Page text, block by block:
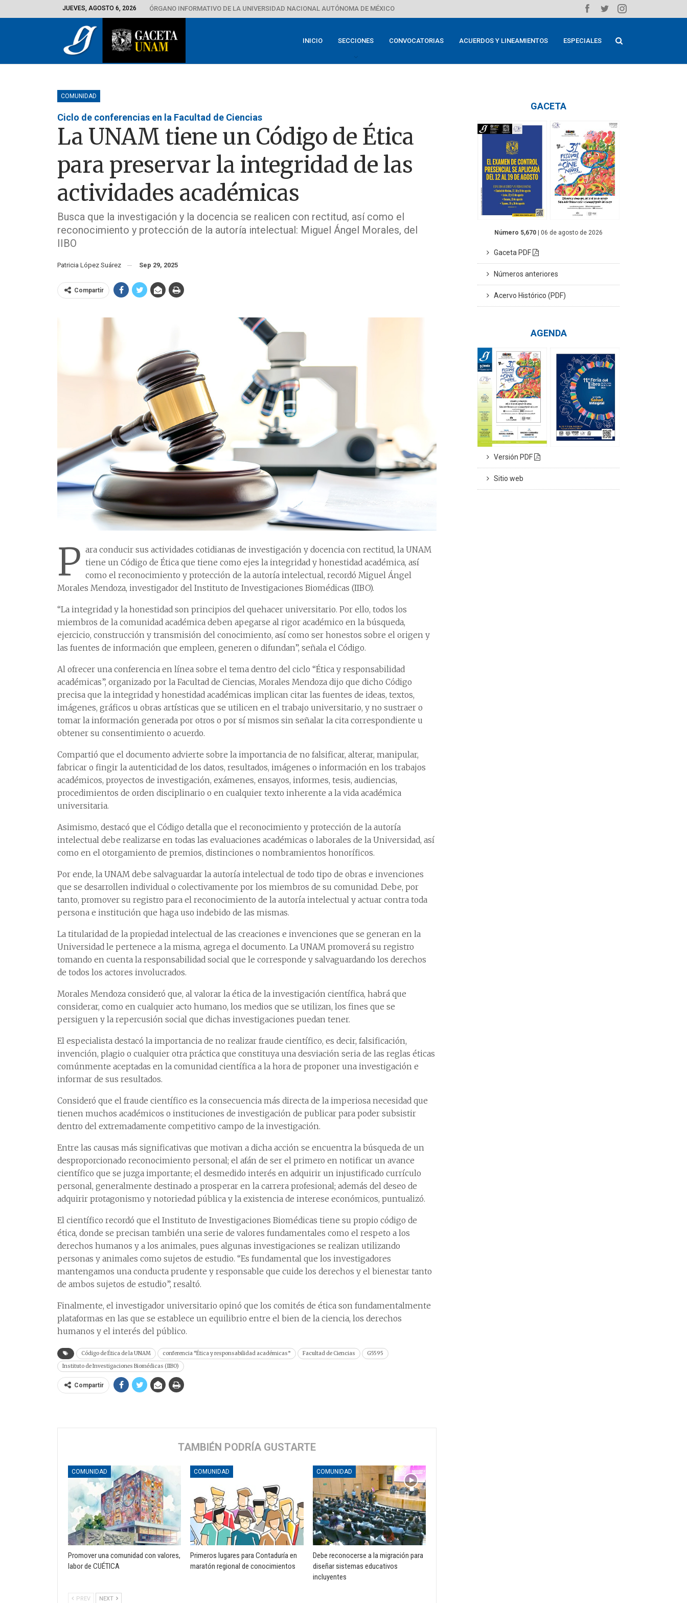
JUEVES, AGOSTO 6, 2026 ÓRGANO INFORMATIVO DE LA UNIVERSIDAD NACIONAL AUTÓNOMA DE MÉXICO
INICIO SECCIONES CONVOCATORIAS ACUERDOS Y LINEAMIENTOS ESPECIALES
COMUNIDAD
Ciclo de conferencias en la Facultad de Ciencias
La UNAM tiene un Código de Ética
para preservar la integridad de las
actividades académicas
Busca que la investigación y la docencia se realicen con rectitud, así como el
reconocimiento y protección de la autoría intelectual: Miguel Ángel Morales, del
IIBO
Patricia López Suárez Sep 29, 2025
Compartir
P ara conducir sus actividades cotidianas de investigación y docencia con rectitud, la UNAM
tiene un Código de Ética que tiene como ejes la integridad y honestidad académica, así
como el reconocimiento y protección de la autoría intelectual, recordó Miguel Ángel
Morales Mendoza, investigador del Instituto de Investigaciones Biomédicas (IIBO).
“La integridad y la honestidad son principios del quehacer universitario. Por ello, todos los
miembros de la comunidad académica deben apegarse al rigor académico en la búsqueda,
ejercicio, construcción y transmisión del conocimiento, así como ser honestos sobre el origen y
las fuentes de información que empleen, generen o difundan”, señala el Código.
Al ofrecer una conferencia en línea sobre el tema dentro del ciclo “Ética y responsabilidad
académicas”, organizado por la Facultad de Ciencias, Morales Mendoza dijo que dicho Código
precisa que la integridad y honestidad académicas implican citar las fuentes de ideas, textos,
imágenes, gráficos u obras artísticas que se utilicen en el trabajo universitario, y no sustraer o
tomar la información generada por otros o por sí mismos sin señalar la cita correspondiente u
obtener su consentimiento o acuerdo.
Compartió que el documento advierte sobre la importancia de no falsificar, alterar, manipular,
fabricar o fingir la autenticidad de los datos, resultados, imágenes o información en los trabajos
académicos, proyectos de investigación, exámenes, ensayos, informes, tesis, audiencias,
procedimientos de orden disciplinario o en cualquier texto inherente a la vida académica
universitaria.
Asimismo, destacó que el Código detalla que el reconocimiento y protección de la autoría
intelectual debe realizarse en todas las evaluaciones académicas o laborales de la Universidad, así
como en el otorgamiento de premios, distinciones o nombramientos honoríficos.
Por ende, la UNAM debe salvaguardar la autoría intelectual de todo tipo de obras e invenciones
que se desarrollen individual o colectivamente por los miembros de su comunidad. Debe, por
tanto, promover su registro para el reconocimiento de la autoría intelectual y actuar contra toda
persona e institución que haga uso indebido de las mismas.
La titularidad de la propiedad intelectual de las creaciones e invenciones que se generan en la
Universidad le pertenece a la misma, agrega el documento. La UNAM promoverá su registro
tomando en cuenta la responsabilidad social que le corresponde y salvaguardando los derechos
de todos los actores involucrados.
Morales Mendoza consideró que, al valorar la ética de la investigación científica, habrá que
considerar, como en cualquier acto humano, los medios que se utilizan, los fines que se
persiguen y la repercusión social que dichas investigaciones puedan tener.
El especialista destacó la importancia de no realizar fraude científico, es decir, falsificación,
invención, plagio o cualquier otra práctica que constituya una desviación seria de las reglas éticas
comúnmente aceptadas en la comunidad científica a la hora de proponer una investigación e
informar de sus resultados.
Consideró que el fraude científico es la consecuencia más directa de la imperiosa necesidad que
tienen muchos académicos o instituciones de investigación de publicar para poder subsistir
dentro del extremadamente competitivo campo de la investigación.
Entre las causas más significativas que motivan a dicha acción se encuentra la búsqueda de un
desproporcionado reconocimiento personal; el afán de ser el primero en notificar un avance
científico que se juzga importante; el desmedido interés en adquirir un injustificado currículo
personal, generalmente destinado a prosperar en la carrera profesional; además del deseo de
adquirir protagonismo y notoriedad pública y la existencia de interese económicos, puntualizó.
El científico recordó que el Instituto de Investigaciones Biomédicas tiene su propio código de
ética, donde se precisan también una serie de valores fundamentales como el respeto a los
derechos humanos y a los animales, pues algunas investigaciones se realizan utilizando
personas y animales como sujetos de estudio. “Es fundamental que los investigadores
mantengamos una conducta prudente y responsable que cuide los derechos y el bienestar tanto
de ambos sujetos de estudio”, resaltó.
Finalmente, el investigador universitario opinó que los comités de ética son fundamentalmente
plataformas en las que se establece un equilibrio entre el bien de la ciencia, los derechos
humanos y el interés del público.
Código de Ética de la UNAM conferencia “Ética y responsabilidad académicas” Facultad de Ciencias
G5595
Instituto de Investigaciones Biomédicas (IIBO)
Compartir
TAMBIÉN PODRÍA GUSTARTE
COMUNIDAD
Promover una comunidad con valores,
labor de CUÉTICA
COMUNIDAD
Primeros lugares para Contaduría en
maratón regional de conocimientos
COMUNIDAD
Debe reconocerse a la migración para
diseñar sistemas educativos
incluyentes
PREV NEXT
GACETA
Número 5,670 | 06 de agosto de 2026
Gaceta PDF
Números anteriores
Acervo Histórico (PDF)
AGENDA
Versión PDF
Sitio web